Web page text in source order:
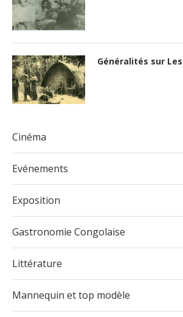
Généralités sur
Cinéma
Evénements
Exposition
Gastronomie Congolaise
Littérature
Mannequin et top modèle